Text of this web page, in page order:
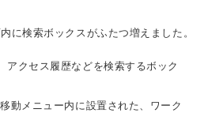
に検索ボックスがふたつ増えました。
アクセス履歴などを検索するボック
動メニュー内に設置された、ワーク